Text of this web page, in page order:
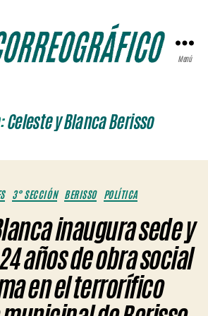
Menú
Celeste y Blanca Berisso
Categorías
3° SECCIÓN BERISSO POLÍTICA
inaugura sede y
años de obra social
en el terrorífico